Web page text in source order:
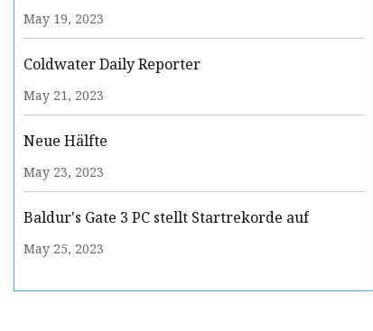
seinen letzten Tag erinnert
May 19, 2023
Coldwater Daily Reporter
May 21, 2023
Neue Hälfte
May 23, 2023
Baldur's Gate 3 PC stellt Startrekorde auf
May 25, 2023